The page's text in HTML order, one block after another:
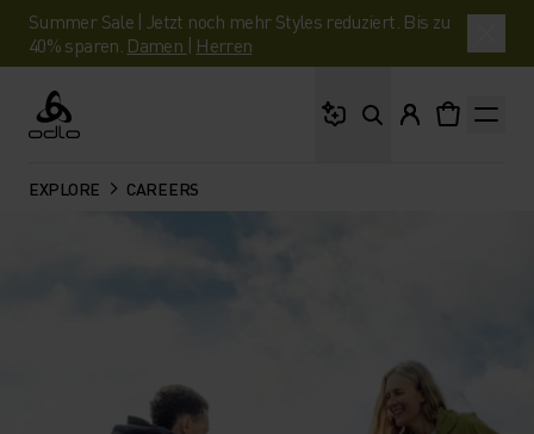
Summer Sale | Jetzt noch mehr Styles reduziert. Bis zu
40% sparen. Damen | Herren
Odlo
EXPLORE CAREERS